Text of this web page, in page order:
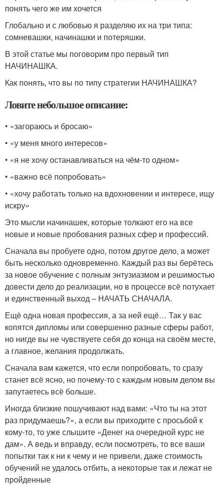
понять чего же им хочется
Глобально и с любовью я разделяю их на три типа:
сомневашки, начинашки и потеряшки.
В этой статье мы поговорим про первый тип
НАЧИНАШКА.
Как понять, что вы по типу стратегии НАЧИНАШКА?
Ловите небольшое описание:
• «загораюсь и бросаю»
• «у меня много интересов»
• «я не хочу останавливаться на чём-то одном»
• «важно всё попробовать»
• «хочу работать только на вдохновении и интересе, ищу
искру»
Это мысли начинашек, которые толкают его на все
новые и новые пробования разных сфер и профессий.
Сначала вы пробуете одно, потом другое дело, а может
быть несколько одновременно. Каждый раз вы берётесь
за новое обучение с полным энтузиазмом и решимостью
довести дело до реализации, но в процессе всё потухает
и единственный выход – НАЧАТЬ СНАЧАЛА.
Ещё одна новая профессия, а за ней ещё… Так у вас
копятся дипломы или совершенно разные сферы работ,
но нигде вы не чувствуете себя до конца на своём месте,
а главное, желания продолжать.
Сначала вам кажется, что если попробовать, то сразу
станет всё ясно, но почему-то с каждым новым делом вы
запутаетесь всё больше.
Иногда близкие пошучивают над вами: «Что ты на этот
раз придумаешь?», а если вы приходите с просьбой к
кому-то, то уже слышите «Денег на очередной курс не
дам». А ведь и вправду, если посмотреть, то все ваши
попытки так к ни к чему и не привели, даже стоимость
обучений не удалось отбить, а некоторые так и лежат не
пройденные